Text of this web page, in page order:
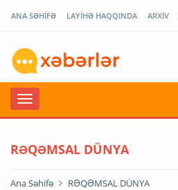
ANA SƏHİFƏ LAYİHƏ HAQQINDA ARXİV
RƏQƏMSAL DÜNYA
Ana Səhifə RƏQƏMSAL DÜNYA